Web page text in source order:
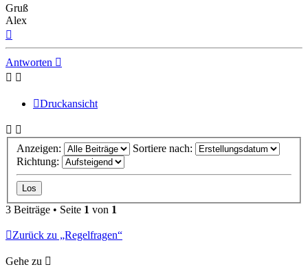
Gruß
Alex
Antworten
Druckansicht
Anzeigen:
Sortiere nach:
Richtung:
3 Beiträge • Seite 1 von 1
Zurück zu „Regelfragen“
Gehe zu